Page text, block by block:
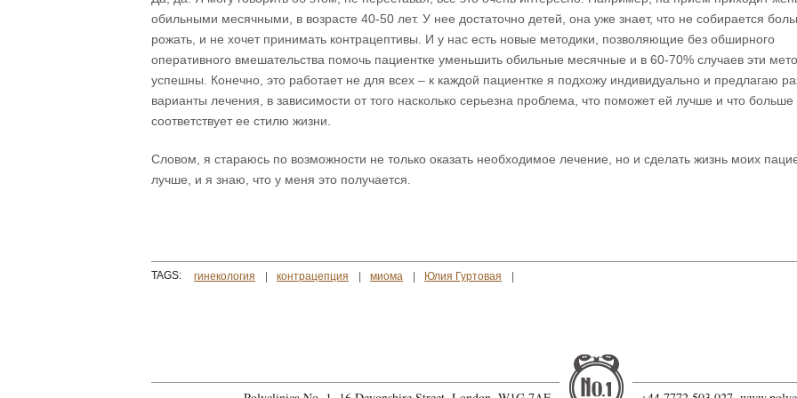
обильными месячными, в возрасте 40-50 лет. У нее достаточно детей, она уже знает, что не собирается
рожать, и не хочет принимать контрацептивы. И у нас есть новые методики, позволяющие без обширного
оперативного вмешательства помочь пациентке уменьшить обильные месячные и в 60-70% случаев эти
успешны. Конечно, это работает не для всех – к каждой пациентке я подхожу индивидуально и предлагаю
варианты лечения, в зависимости от того насколько серьезна проблема, что поможет ей лучше и что больше
соответствует ее стилю жизни.
Словом, я стараюсь по возможности не только оказать необходимое лечение, но и сделать жизнь моих
лучше, и я знаю, что у меня это получается.
TAGS: гинекология контрацепция миома Юлия Гуртовая